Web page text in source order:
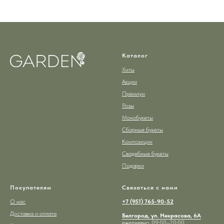
Каталог
Хиты
Акции
Премиум
Розы
Монобукеты
Сборные букеты
Композиции
Свадебные букеты
Подарки
Покупателям
О нас
Доставка и оплата
Связаться с нами
+7 (951) 765-90-52
Белгород, ул. Некрасова, 6А
ежедневно, 09:00–20:00